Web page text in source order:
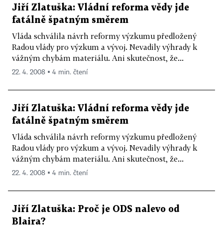
Jiří Zlatuška: Vládní reforma vědy jde
fatálně špatným směrem
Vláda schválila návrh reformy výzkumu předložený
Radou vlády pro výzkum a vývoj. Nevadily výhrady k
vážným chybám materiálu. Ani skutečnost, že...
22. 4. 2008 ▪ 4 min. čtení
Jiří Zlatuška: Vládní reforma vědy jde
fatálně špatným směrem
Vláda schválila návrh reformy výzkumu předložený
Radou vlády pro výzkum a vývoj. Nevadily výhrady k
vážným chybám materiálu. Ani skutečnost, že...
22. 4. 2008 ▪ 4 min. čtení
Jiří Zlatuška: Proč je ODS nalevo od
Blaira?